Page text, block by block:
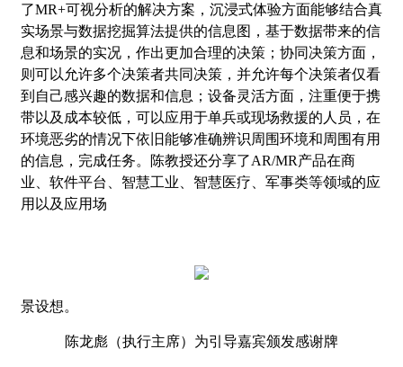
了MR+可视分析的解决方案，沉浸式体验方面能够结合真
实场景与数据挖掘算法提供的信息图，基于数据带来的信
息和场景的实况，作出更加合理的决策；协同决策方面，
则可以允许多个决策者共同决策，并允许每个决策者仅看
到自己感兴趣的数据和信息；设备灵活方面，注重便于携
带以及成本较低，可以应用于单兵或现场救援的人员，在
环境恶劣的情况下依旧能够准确辨识周围环境和周围有用
的信息，完成任务。陈教授还分享了AR/MR产品在商
业、软件平台、智慧工业、智慧医疗、军事类等领域的应
用以及应用场
景设想。
陈龙彪（执行主席）为引导嘉宾颁发感谢牌